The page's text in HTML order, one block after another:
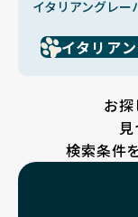
イタリアングレ
イタリア
お
見
検索条件